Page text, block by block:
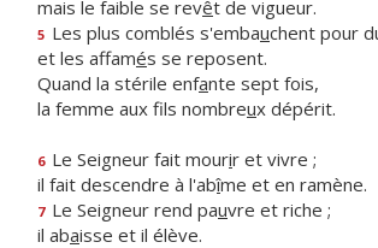
mais le faible se revêt de vigueur.
5 Les plus comblés s'embauchent pour
et les affamés se reposent.
Quand la stérile enfante sept fois,
la femme aux fils nombreux dépérit.
6 Le Seigneur fait mourir et vivre ;
il fait descendre à l'abîme et en ramène.
7 Le Seigneur rend pauvre et riche ;
il abaisse et il élève.